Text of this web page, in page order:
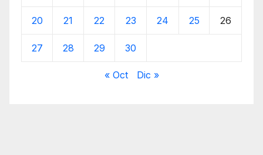
20 21 22 23 24 25 26
27 28 29 30
« Oct Dic »